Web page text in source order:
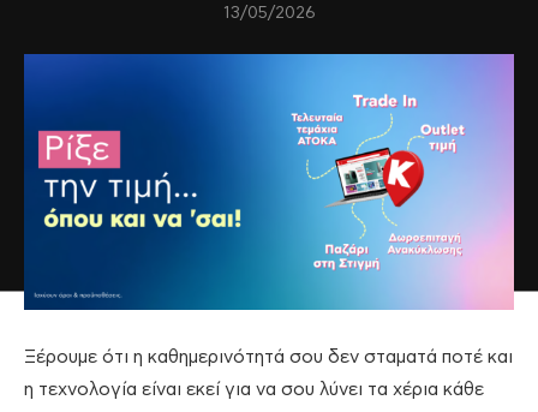
13/05/2026
Ξέρουμε ότι η καθημερινότητά σου δεν σταματά ποτέ και
η τεχνολογία είναι εκεί για να σου λύνει τα χέρια κάθε